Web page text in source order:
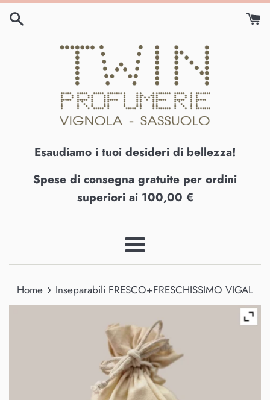
Vai
direttamente
Esaudiamo i tuoi desideri di bellezza!
Spese di consegna gratuite per ordini
superiori ai 100,00 €
Menu
Home › Inseparabili FRESCO+FRESCHISSIMO VIGAL